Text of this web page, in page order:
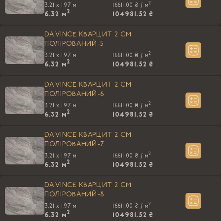
3.21 x 1.97 м
6.32 м2
16611.00 ₴ / м2
104981.52 ₴
DA VINCE КВАРЦИТ 2 CM
ПОЛIРОВАНИЙ-5
3.21 x 1.97 м
6.32 м2
16611.00 ₴ / м2
104981.52 ₴
DA VINCE КВАРЦИТ 2 CM
ПОЛIРОВАНИЙ-6
3.21 x 1.97 м
6.32 м2
16611.00 ₴ / м2
104981.52 ₴
DA VINCE КВАРЦИТ 2 CM
ПОЛIРОВАНИЙ-7
3.21 x 1.97 м
6.32 м2
16611.00 ₴ / м2
104981.52 ₴
DA VINCE КВАРЦИТ 2 CM
ПОЛIРОВАНИЙ-8
3.21 x 1.97 м
6.32 м2
16611.00 ₴ / м2
104981.52 ₴